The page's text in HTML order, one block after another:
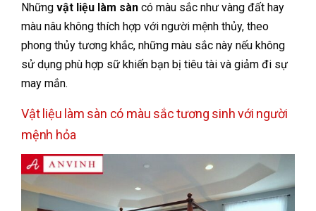
Những vật liệu làm sàn có màu sắc như vàng đất hay
màu nâu không thích hợp với người mệnh thủy, theo
phong thủy tương khắc, những màu sắc này nếu không
sử dụng phù hợp sữ khiến bạn bị tiêu tài và giảm đi sự
may mắn.
Vật liệu làm sàn có màu sắc tương sinh với người
mệnh hỏa